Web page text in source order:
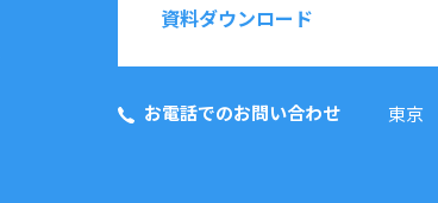
資料ダウンロード
お電話でのお問い合わせ 東京